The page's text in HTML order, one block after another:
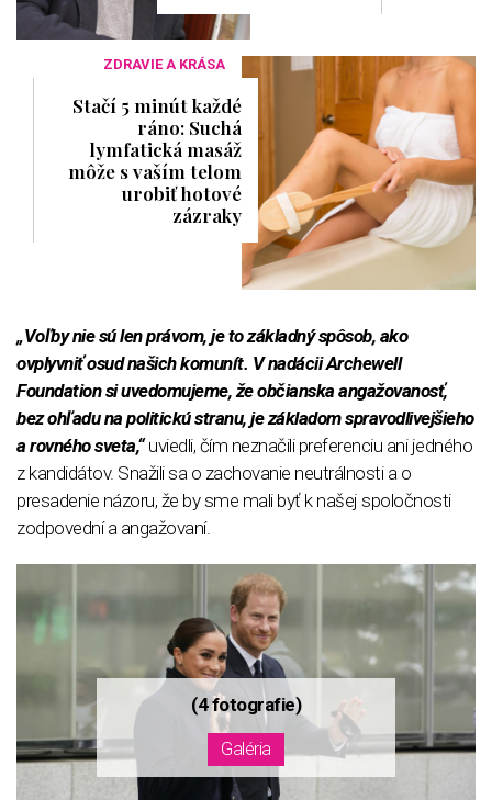
ZDRAVIE A KRÁSA
Stačí 5 minút každé
ráno: Suchá
lymfatická masáž
môže s vaším telom
urobiť hotové
zázraky
„Voľby nie sú len právom, je to základný spôsob, ako
ovplyvniť osud našich komunít. V nadácii Archewell
Foundation si uvedomujeme, že občianska angažovanosť,
bez ohľadu na politickú stranu, je základom spravodlivejšieho
a rovného sveta,“uviedli, čím neznačili preferenciu ani jedného
z kandidátov. Snažili sa o zachovanie neutrálnosti a o
presadenie názoru, že by sme mali byť k našej spoločnosti
zodpovední a angažovaní.